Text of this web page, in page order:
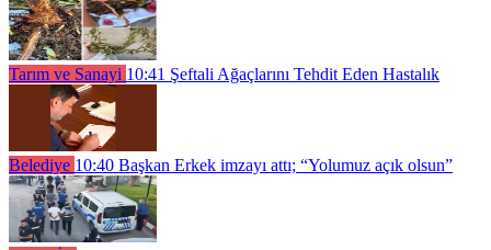
Tarım ve Sanayi 10:41 Şeftali Ağaçlarını Tehdit Eden Hastalık
Belediye 10:40 Başkan Erkek imzayı attı; “Yolumuz açık olsun”